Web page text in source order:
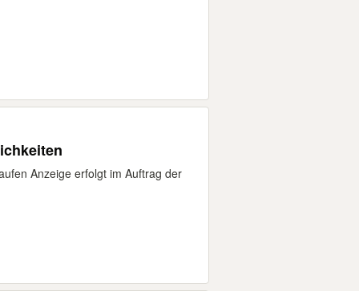
Anzeige erfolgt im Auftrag der